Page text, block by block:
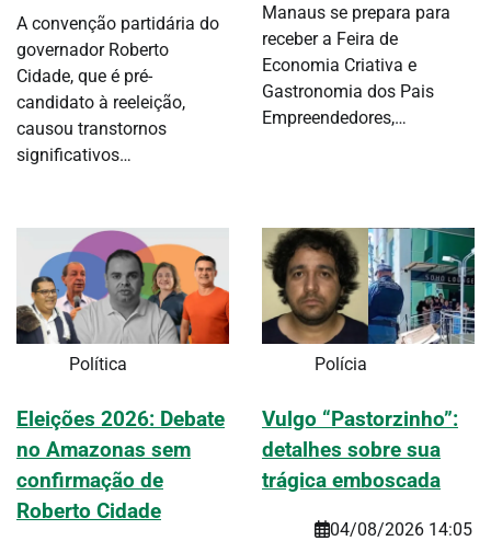
A convenção partidária do
governador Roberto
Cidade, que é pré-
candidato à reeleição,
causou transtornos
significativos…
Manaus se prepara para
receber a Feira de
Economia Criativa e
Gastronomia dos Pais
Empreendedores,…
Política
Eleições 2026: Debate
no Amazonas sem
confirmação de
Roberto Cidade
Polícia
Vulgo “Pastorzinho”:
detalhes sobre sua
trágica emboscada
04/08/2026 14:05